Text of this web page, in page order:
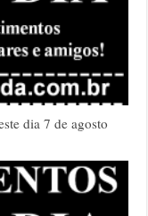
dia 7 de agosto